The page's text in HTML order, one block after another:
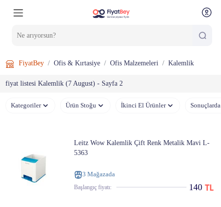
FiyatBey Ofis & Kırtasiye Ofis Malzemeleri Kalemlik
fiyat listesi Kalemlik (7 August) - Sayfa 2
Kategoriler Ürün Stoğu İkinci El Ürünler
Leitz Wow Kalemlik Çift Renk Metalik Mavi L-
5363
3 Mağazada
Başlangıç ​​fiyatı: 140